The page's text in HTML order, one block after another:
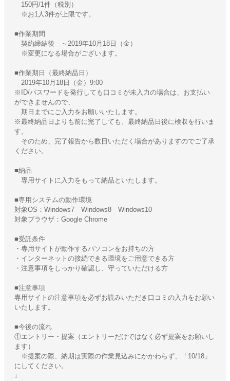
150円/1件（税別）
※お1人3件が上限です。
■作業期間
契約締結後 ～2019年10月18日（金）
※変更になる場合がございます。
■作業期日（最終納品日）
2019年10月18日（金）9:00
※ID/パスワードを発行しても口コミが未入力の場合は、お支払い
ができませんので、
期日までにご入力をお願いいたします。
※最終納品日よりも前に完了しても、最終納品日後に検収を行いま
す。
そのため、完了報告から数日いただく場合がありますのでご了承
ください。
■納品
専用サイトに入力をもって納品といたします。
■専用システムの動作環境
対象OS：Windows7 Windows8 Windows10
対象ブラウザ：Google Chrome
■受託条件
・専用サイトが動作するパソコンをお持ちの方
・インターネットの接続できる環境をご用意できる方
・注意事項をしっかり確認し、守っていただける方
■注意事項
専用サイトの注意事項を必ずお読みいただき口コミの入力をお願い
いたします。
■今後の流れ
①エントリー・提案（エントリーだけではなく必ず提案をお願いし
ます）
※提案の際、納期は実際の作業見込みにかかわらず、「10/18」
にしてください。
↓